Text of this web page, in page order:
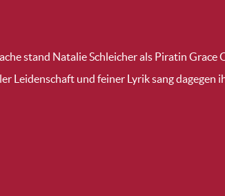
stand Natalie Schleicher als Piratin
Leidenschaft und feiner Lyrik sang